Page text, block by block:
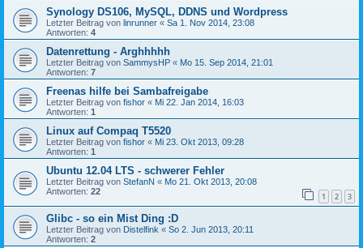
Synology DS106, MySQL, DDNS und Wordpress
Letzter Beitrag von linrunner « Sa 1. Nov 2014, 23:08
Antworten: 4
Datenrettung - Arghhhhh
Letzter Beitrag von SammysHP « Mo 15. Sep 2014, 21:01
Antworten: 7
Freenas hilfe bei Sambafreigabe
Letzter Beitrag von fishor « Mi 22. Jan 2014, 16:03
Antworten: 1
Linux auf Compaq T5520
Letzter Beitrag von fishor « Mi 23. Okt 2013, 09:28
Antworten: 1
Ubuntu 12.04 LTS - schwerer Fehler
Letzter Beitrag von StefanN « Mo 21. Okt 2013, 20:08
Antworten: 22 1 2 3
Glibc - so ein Mist Ding :D
Letzter Beitrag von Distelfink « So 2. Jun 2013, 20:11
Antworten: 2